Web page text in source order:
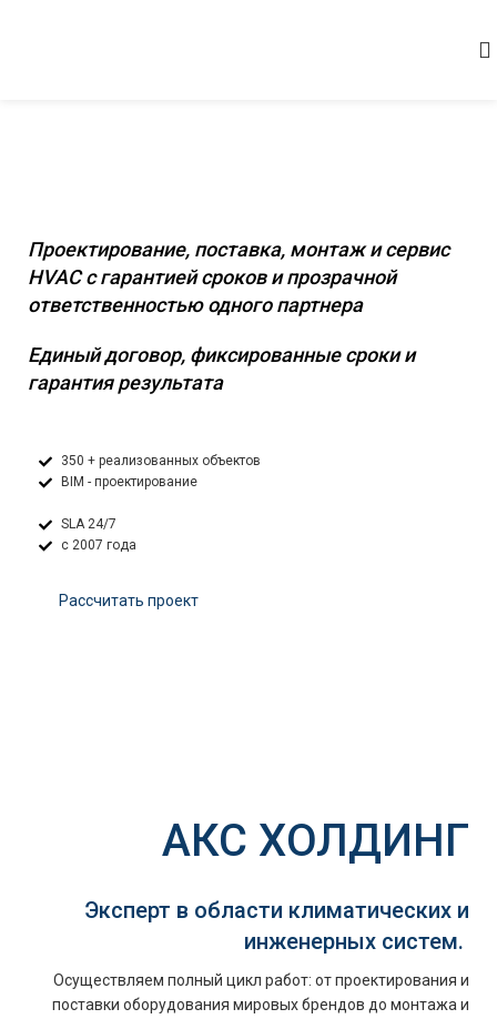
Проектирование, поставка, монтаж и сервис
HVAC с гарантией сроков и прозрачной
ответственностью одного партнера
Единый договор, фиксированные сроки и
гарантия результата
350 + реализованных объектов
BIM - проектирование
SLA 24/7
с 2007 года
Расcчитать проект
АКС ХОЛДИНГ
Эксперт в области климатических и
инженерных систем.
Осуществляем полный цикл работ: от проектирования и
поставки оборудования мировых брендов до монтажа и